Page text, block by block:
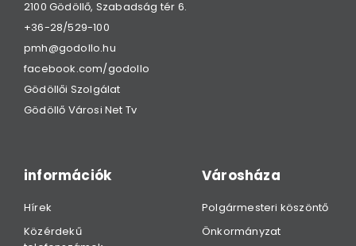
2100 Gödöllő, Szabadság tér 6.
+36-28/529-100
pmh@godollo.hu
facebook.com/godollo
Gödöllői Szolgálat
Gödöllő Városi Net Tv
információk
Hírek
Közérdekű
Városháza
Polgármesteri köszöntő
Önkormányzat